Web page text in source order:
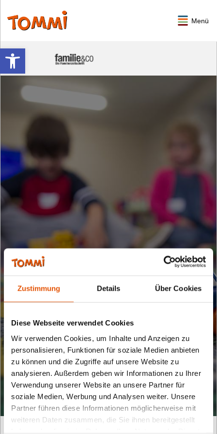
Zustimmung Details Über Cookies
Diese Webseite verwendet Cookies
Wir verwenden Cookies, um Inhalte und Anzeigen zu
personalisieren, Funktionen für soziale Medien anbieten
zu können und die Zugriffe auf unsere Website zu
analysieren. Außerdem geben wir Informationen zu Ihrer
Verwendung unserer Website an unsere Partner für
soziale Medien, Werbung und Analysen weiter. Unsere
Partner führen diese Informationen möglicherweise mit
weiteren Daten zusammen, die Sie ihnen bereitgestellt
Werkzeugleiste öffnen
Menü
Archiv